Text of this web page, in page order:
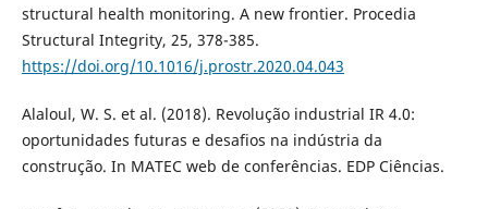
structural health monitoring. A new frontier. Procedia
Structural Integrity, 25, 378-385.
https://doi.org/10.1016/j.prostr.2020.04.043
Alaloul, W. S. et al. (2018). Revolução industrial IR 4.0:
oportunidades futuras e desafios na indústria da
construção. In MATEC web de conferências. EDP Ciências.